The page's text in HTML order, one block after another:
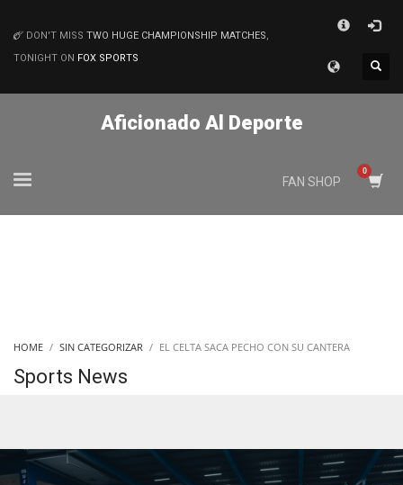
MATCHES
DON'T MISS TWO HUGE CHAMPIONSHIP MATCHES,
TONIGHT ON FOX SPORTS
Aficionado Al Deporte
FAN SHOP
HOME SIN CATEGORIZAR EL CELTA SACA PECHO CON SU CANTERA
Sports News